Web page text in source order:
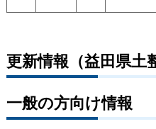
更新情報（益田県土
一般の方向け情報